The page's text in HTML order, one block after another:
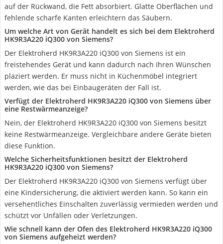
auf der Rückwand, die Fett absorbiert. Glatte Oberflächen und
fehlende scharfe Kanten erleichtern das Säubern.
Um welche Art von Gerät handelt es sich bei dem Elektroherd
HK9R3A220 iQ300 von Siemens?
Der Elektroherd HK9R3A220 iQ300 von Siemens ist ein
freistehendes Gerät und kann dadurch nach Ihren Wünschen
plaziert werden. Er muss nicht in Küchenmöbel integriert
werden, wie das bei Einbaugeräten der Fall ist.
Verfügt der Elektroherd HK9R3A220 iQ300 von Siemens über
eine Restwärmeanzeige?
Nein, der Elektroherd HK9R3A220 iQ300 von Siemens besitzt
keine Restwärmeanzeige. Vergleichbare andere Geräte bieten
diese Funktion.
Welche Sicherheitsfunktionen besitzt der Elektroherd
HK9R3A220 iQ300 von Siemens?
Der Elektroherd HK9R3A220 iQ300 von Siemens verfügt über
eine Kindersicherung, die aktiviert werden kann. So kann ein
versehentliches Einschalten zuverlässig vermieden werden und
schützt vor Unfällen oder Verletzungen.
Wie schnell kann der Ofen des Elektroherd HK9R3A220 iQ300
von Siemens aufgeheizt werden?